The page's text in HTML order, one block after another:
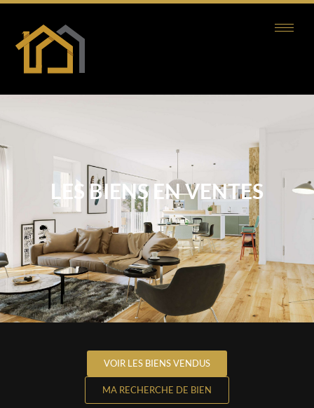
LES BIENS EN VENTES
VOIR LES BIENS VENDUS
MA RECHERCHE DE BIEN